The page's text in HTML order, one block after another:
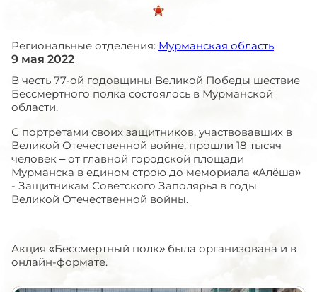
Региональные отделения: Мурманская область
9 мая 2022
В честь 77-ой годовщины Великой Победы шествие
Бессмертного полка состоялось в Мурманской
области.
С портретами своих защитников, участвовавших в
Великой Отечественной войне, прошли 18 тысяч
человек – от главной городской площади
Мурманска в едином строю до мемориала «Алёша»
- Защитникам Советского Заполярья в годы
Великой Отечественной войны.
Акция «Бессмертный полк» была организована и в
онлайн-формате.